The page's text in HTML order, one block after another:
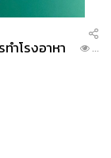
ำโรงอาหา
...